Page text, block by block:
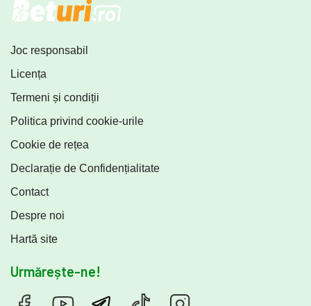
Joc responsabil
Licența
Termeni și condiții
Politica privind cookie-urile
Cookie de rețea
Declarație de Confidențialitate
Contact
Despre noi
Hartă site
Urmărește-ne!